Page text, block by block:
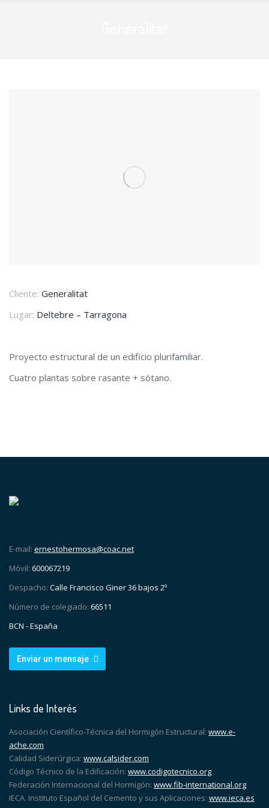
Cliente: Generalitat
Lugar: Deltebre – Tarragona
Proyecto estructural de un edificio plurifamiliar.
Cuatro plantas sobre rasante + sótano.
E-mail: ernestohermosa@coac.net
Móvil: 600067219
Despacho: Calle Francisco Giner 36 bajos 2º
Número de colegiado: 66511
BCN - España
Enviar un mensaje
Links de Interés
Asociación Científico-Técnica del Hormigón Estructural: www.e-
ache.com
Calidad Siderúrgica: www.calsider.com
Código Técnico de la Edificación: www.codigotecnico.org
Federación Internacional del Hormigón: www.fib-international.org
IECA. Instituto Español del Cemento y sus Aplicaciones: www.ieca.es